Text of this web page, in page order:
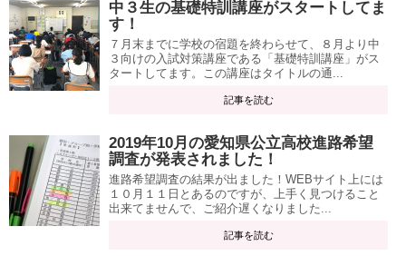
中３生の基礎特訓講座がスタートしてま
す！
７月末までに学校の宿題を終わらせて、８月より中
３向けの入試対策講座である「基礎特訓講座」がス
タートしてます。この講座はタイトルの通...
記事を読む
2019年10月の愛知県公立高校進路希望
調査が発表されました！
進路希望調査の結果が出ました！WEBサイト上には
１０月１１日とあるのですが、上手く見つけること
出来てませんで、ご紹介遅くなりました...
記事を読む